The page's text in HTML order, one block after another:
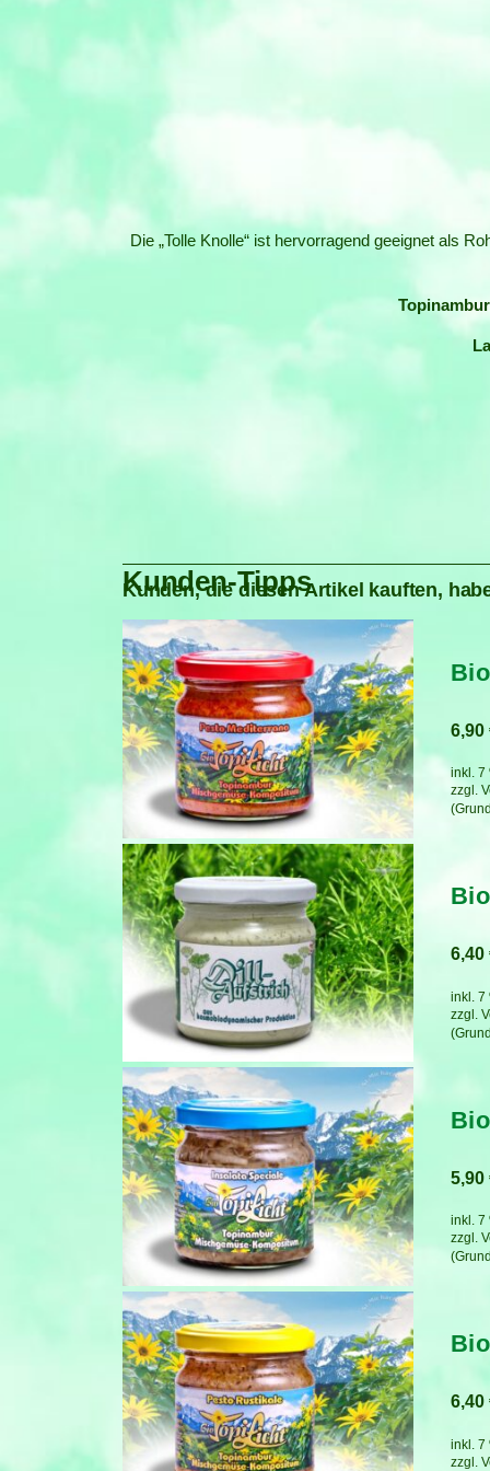
Die „Tolle Knolle“ ist hervorragend geeignet als
Kunden-Tipps
Kunden, die diesen Artikel kauften,
6,90
inkl. 7
zzgl.
6,40
inkl. 7
zzgl.
5,90
inkl. 7
zzgl.
6,40
inkl. 7
zzgl.